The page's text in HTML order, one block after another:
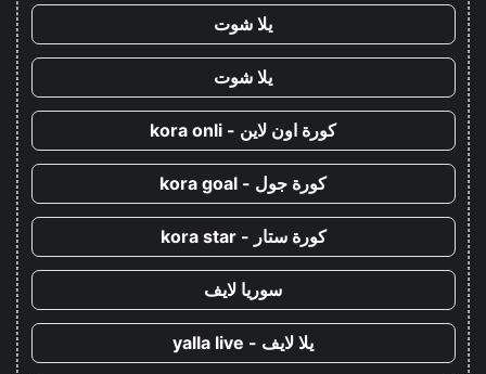
يلا شوت
يلا شوت
كورة اون لاين - kora onli
كورة جول - kora goal
كورة ستار - kora star
سوريا لايف
يلا لايف - yalla live